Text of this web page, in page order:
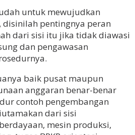
untuk mewujudkan
disinilah pentingnya peran
dari sisi itu jika tidak diawasi
dan pengawasan
baik pusat maupun
anggaran benar-benar
contoh pengembangan
dari sisi
mesin produksi,